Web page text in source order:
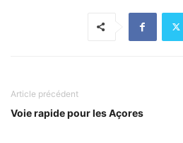
Article précédent
Voie rapide pour les Açores